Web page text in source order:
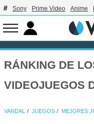
Sony Prime Video Anime
RÁNKING DE
VIDEOJUEGOS
VANDAL JUEGOS MEJORES